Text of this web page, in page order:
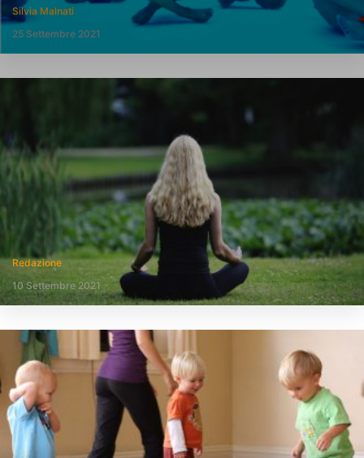
Silvia Malnati
25 Settembre 2021
Redazione
10 Settembre 2021